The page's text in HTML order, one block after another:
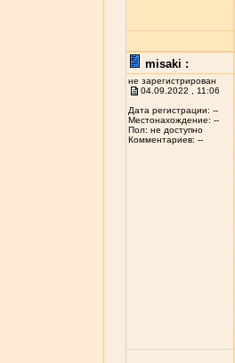
misaki :
не зарегистрирован
04.09.2022 , 11:06
Дата регистрации: --
Местонахождение: --
Пол: не доступно
Комментариев: --